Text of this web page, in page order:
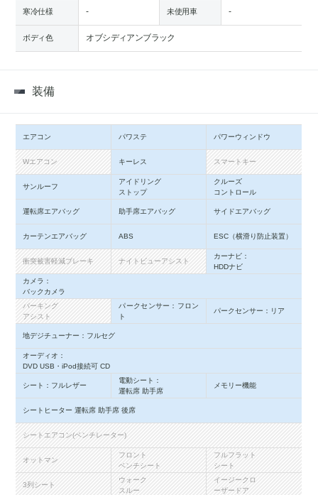
寒冷仕様 - 未使用車 -
ボディ色 オブシディアンブラック
装備
エアコン パワステ パワーウィンドウ
Wエアコン キーレス スマートキー
サンルーフ
アイドリング
ストップ
クルーズ
コントロール
運転席エアバッグ 助手席エアバッグ サイドエアバッグ
カーテンエアバッグ ABS ESC（横滑り防止装置）
衝突被害軽減ブレーキ ナイトビューアシスト
カーナビ：
HDDナビ
カメラ：
バックカメラ
パーキング
アシスト
パークセンサー：フロン
ト
パークセンサー：リア
地デジチューナー：フルセグ
オーディオ：
DVD USB・iPod接続可 CD
シート：フルレザー
電動シート：
運転席 助手席
メモリー機能
シートヒーター 運転席 助手席 後席
シートエアコン(ベンチレーター)
オットマン
フロント
ベンチシート
フルフラット
シート
3列シート
ウォーク
スルー
イージークロ
ーザードア